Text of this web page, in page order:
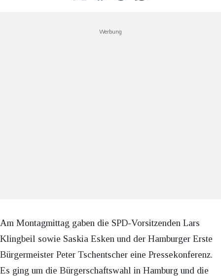
Werbung
Am Montagmittag gaben die SPD-Vorsitzenden Lars
Klingbeil sowie Saskia Esken und der Hamburger Erste
Bürgermeister Peter Tschentscher eine Pressekonferenz.
Es ging um die Bürgerschaftswahl in Hamburg und die